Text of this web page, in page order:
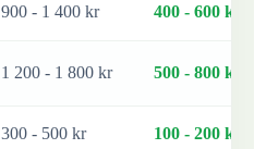
900 - 1 400 kr 400 - 600 kr
1 200 - 1 800 kr 500 - 800 kr
300 - 500 kr 100 - 200 kr